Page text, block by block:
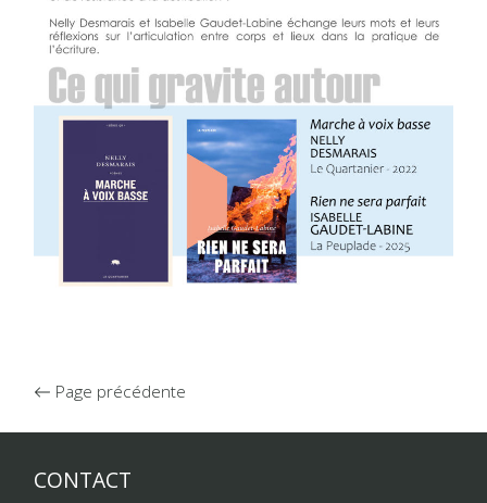
Page précédente
CONTACT